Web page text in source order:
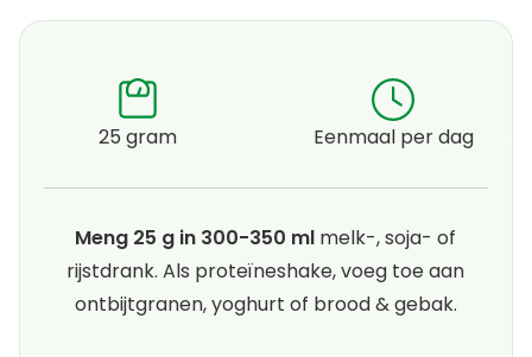
25 gram Eenmaal per dag
Meng 25 g in 300-350 ml melk-, soja- of
rijstdrank. Als proteïneshake, voeg toe aan
ontbijtgranen, yoghurt of brood & gebak.